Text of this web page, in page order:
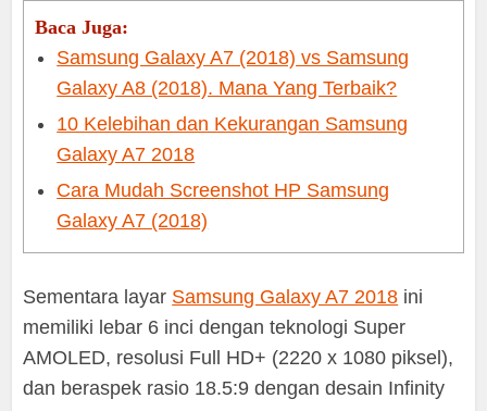
Baca Juga:
Samsung Galaxy A7 (2018) vs Samsung
Galaxy A8 (2018). Mana Yang Terbaik?
10 Kelebihan dan Kekurangan Samsung
Galaxy A7 2018
Cara Mudah Screenshot HP Samsung
Galaxy A7 (2018)
Sementara layar Samsung Galaxy A7 2018 ini
memiliki lebar 6 inci dengan teknologi Super
AMOLED, resolusi Full HD+ (2220 x 1080 piksel),
dan beraspek rasio 18.5:9 dengan desain Infinity